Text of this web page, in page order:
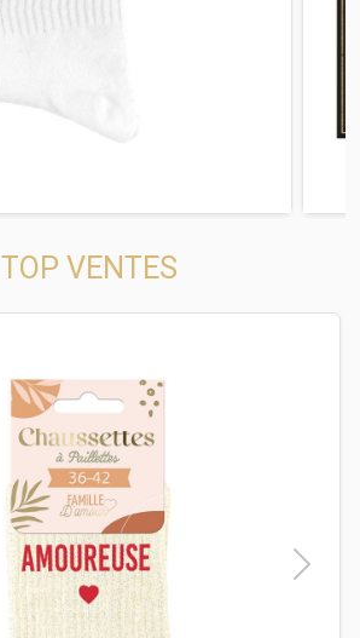
TOP VENTES
Next